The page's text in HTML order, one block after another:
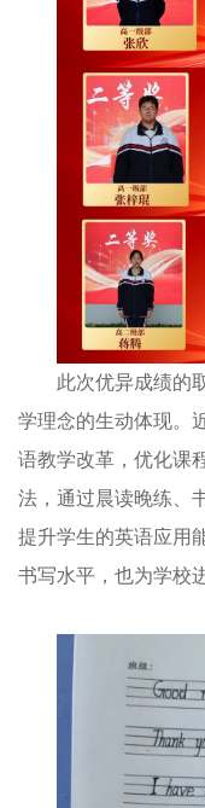
此次优异成绩的
学理念的生动体现。
语教学改革，优化课
法，通过晨读晚练、
提升学生的英语应用
书写水平，也为学校